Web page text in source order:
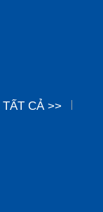
TẤT CẢ >>